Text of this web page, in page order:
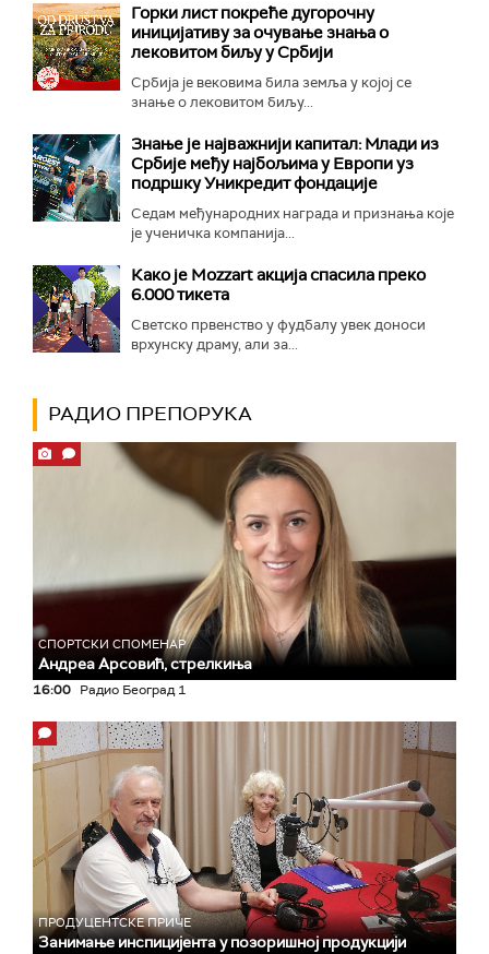
Горки лист покреће дугорочну
иницијативу за очување знања о
лековитом биљу у Србији
Србија је вековима била земља у којој се
знање о лековитом биљу...
Знање је најважнији капитал: Млади из
Србије међу најбољима у Европи уз
подршку Уникредит фондације
Седам међународних награда и признања које
је ученичка компанија...
Како је Mozzart акција спасила преко
6.000 тикета
Светско првенство у фудбалу увек доноси
врхунску драму, али за...
РАДИО ПРЕПОРУКА
СПОРТСКИ СПОМЕНАР
Андреа Арсовић, стрелкиња
16:00 Радио Београд 1
ПРОДУЦЕНТСКЕ ПРИЧЕ
Занимање инспицијента у позоришној продукцији